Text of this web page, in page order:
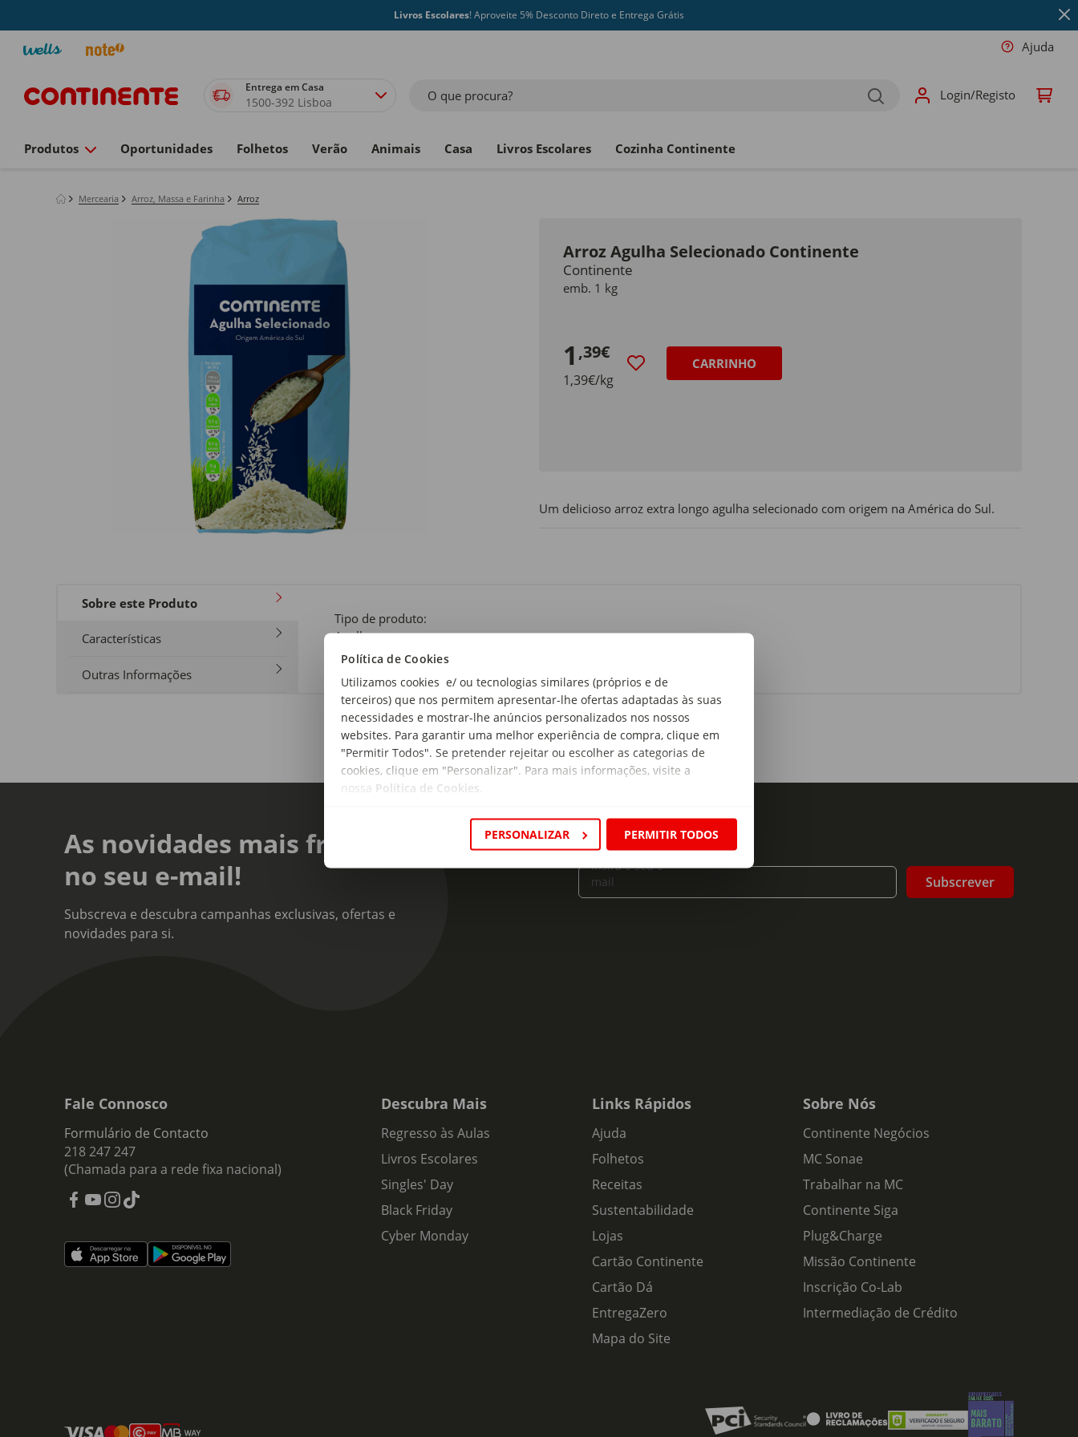
Política de Cookies
Utilizamos cookies e/ ou tecnologias similares (próprios e de
terceiros) que nos permitem apresentar-lhe ofertas adaptadas às suas
necessidades e mostrar-lhe anúncios personalizados nos nossos
websites. Para garantir uma melhor experiência de compra, clique em
"Permitir Todos". Se pretender rejeitar ou escolher as categorias de
cookies, clique em "Personalizar". Para mais informações, visite a
nossa Política de Cookies
PERSONALIZAR PERMITIR TODOS
Livros Escolares! Aproveite 5% Desconto Direto e Entrega Grátis
Ajuda
Entrega em Casa
1500-392 Lisboa O que procura? Login/Registo
Produtos Oportunidades Folhetos Verão Animais Casa Livros Escolares Cozinha Continente
Mercearia Arroz, Massa e Farinha Arroz
Arroz Agulha Selecionado Continente
Continente
emb. 1 kg
1 ,39€
1,39€/kg
CARRINHO
Um delicioso arroz extra longo agulha selecionado com origem na América do Sul.
Sobre este Produto
Características
Outras Informações
Tipo de produto:
Agulha
As novidades mais frescas
no seu e-mail!
Subscreva e descubra campanhas exclusivas, ofertas e
novidades para si.
Insira o seu e-
mail
Subscrever
Fale Connosco
Formulário de Contacto
218 247 247
(Chamada para a rede fixa nacional)
Descubra Mais
Regresso às Aulas
Livros Escolares
Singles' Day
Black Friday
Cyber Monday
Links Rápidos
Ajuda
Folhetos
Receitas
Sustentabilidade
Lojas
Cartão Continente
Cartão Dá
EntregaZero
Mapa do Site
Sobre Nós
Continente Negócios
MC Sonae
Trabalhar na MC
Continente Siga
Plug&Charge
Missão Continente
Inscrição Co-Lab
Intermediação de Crédito